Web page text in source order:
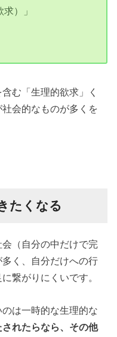
）」
む「生理的欲求」く
会的なものが多くを
たくなる
（自分の中だけで完
く、自分だけへの行
繋がりにくいです。
は一時的な生理的な
れたらなら、その他